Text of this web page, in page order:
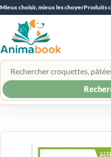
Mieux choisir, mieux les choyerProduits
Rechercher un produit